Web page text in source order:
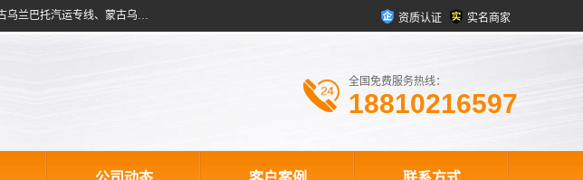
北京跃瑞航星国际货运代理有限公司是一家北京到蒙古乌兰巴托物流专线公司，主营业务：蒙古乌兰巴托空运专线、蒙古乌兰巴托汽运专线、蒙古乌兰巴托散货拼箱、蒙古乌兰巴托双清包税、蒙古乌兰巴托铁路运输等运输服务。以北京为中心服务于全国各地，运输能力及代理网络覆盖蒙古、俄罗斯、中亚五国各主要城市及站点。 资质认证 实名商家
全国免费服务热线：
18810216597